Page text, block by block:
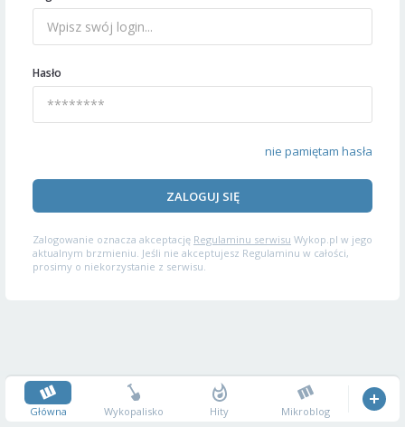
Hasło
nie pamiętam hasła
ZALOGUJ SIĘ
Zalogowanie oznacza akceptację Regulaminu serwisu Wykop.pl w jego
aktualnym brzmieniu. Jeśli nie akceptujesz Regulaminu w całości,
prosimy o niekorzystanie z serwisu.
Główna Wykopalisko Hity Mikroblog